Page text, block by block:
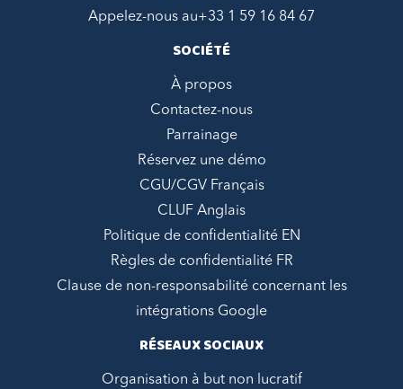
Appelez-nous au+33 1 59 16 84 67
SOCIÉTÉ
À propos
Contactez-nous
Parrainage
Réservez une démo
CGU/CGV Français
CLUF Anglais
Politique de confidentialité EN
Règles de confidentialité FR
Clause de non-responsabilité concernant les
intégrations Google
RÉSEAUX SOCIAUX
Organisation à but non lucratif